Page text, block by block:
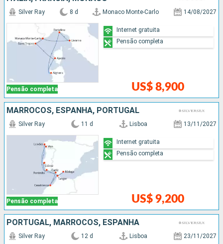
Pensão completa
Silver Ray 8 d Monaco Monte-Carlo 14/08/2027
US$ 8,900
Internet gratuita
Pensão completa
MARROCOS, ESPANHA, PORTUGAL
Pensão completa
Silver Ray 11 d Lisboa 13/11/2027
US$ 9,200
Internet gratuita
Pensão completa
PORTUGAL, MARROCOS, ESPANHA
Silver Ray 12 d Lisboa 23/11/2027